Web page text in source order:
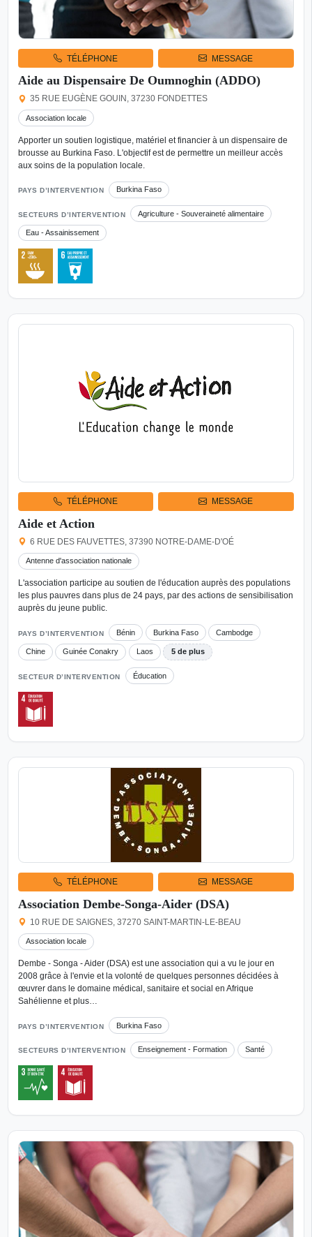
TÉLÉPHONE MESSAGE
Aide au Dispensaire De Oumnoghin (ADDO)
35 RUE EUGÈNE GOUIN, 37230 FONDETTES
Association locale
Apporter un soutien logistique, matériel et financier à un dispensaire de
brousse au Burkina Faso. L'objectif est de permettre un meilleur accès
aux soins de la population locale.
PAYS D’INTERVENTION Burkina Faso
SECTEURS D’INTERVENTION Agriculture - Souveraineté alimentaire
Eau - Assainissement
TÉLÉPHONE MESSAGE
Aide et Action
6 RUE DES FAUVETTES, 37390 NOTRE-DAME-D'OÉ
Antenne d'association nationale
L'association participe au soutien de l'éducation auprès des populations
les plus pauvres dans plus de 24 pays, par des actions de sensibilisation
auprès du jeune public.
PAYS D’INTERVENTION Bénin Burkina Faso Cambodge
Chine Guinée Conakry Laos 5 de plus
SECTEUR D’INTERVENTION Éducation
TÉLÉPHONE MESSAGE
Association Dembe-Songa-Aider (DSA)
10 RUE DE SAIGNES, 37270 SAINT-MARTIN-LE-BEAU
Association locale
Dembe - Songa - Aider (DSA) est une association qui a vu le jour en
2008 grâce à l'envie et la volonté de quelques personnes décidées à
œuvrer dans le domaine médical, sanitaire et social en Afrique
Sahélienne et plus…
PAYS D’INTERVENTION Burkina Faso
SECTEURS D’INTERVENTION Enseignement - Formation Santé